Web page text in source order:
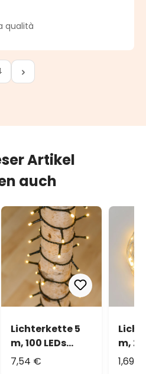
von 5 von 5 Sternen
qualità
Artikel
auch
Lichterkette 5
m, 100 LEDs
warmweiß
7,54 €
m,
1,69 €